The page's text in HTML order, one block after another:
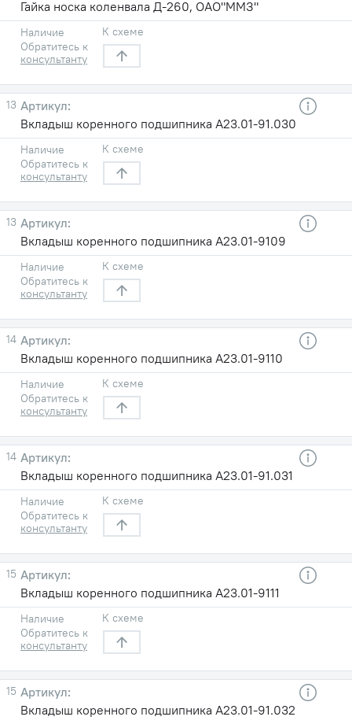
Гайка носка коленвала Д-260, ОАО"ММЗ"
Наличие
Обратитесь к
консультанту
К схеме
13
Вкладыш коренного подшипника А23.01-91.030
Наличие
Обратитесь к
консультанту
К схеме
13
Вкладыш коренного подшипника А23.01-9109
Наличие
Обратитесь к
консультанту
К схеме
14
Вкладыш коренного подшипника А23.01-9110
Наличие
Обратитесь к
консультанту
К схеме
14
Вкладыш коренного подшипника А23.01-91.031
Наличие
Обратитесь к
консультанту
К схеме
15
Вкладыш коренного подшипника А23.01-9111
Наличие
Обратитесь к
консультанту
К схеме
15
Вкладыш коренного подшипника А23.01-91.032